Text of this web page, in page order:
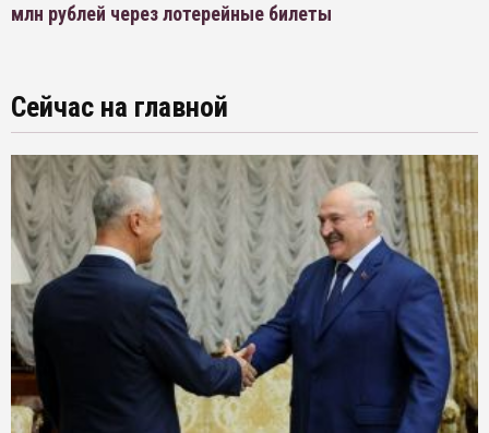
млн рублей через лотерейные билеты
Сейчас на главной